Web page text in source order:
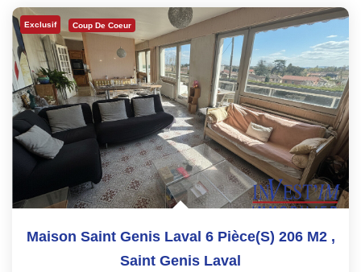
Exclusif Coup De Coeur
Maison Saint Genis Laval 6 Pièce(s) 206 M2 ,
Saint Genis Laval